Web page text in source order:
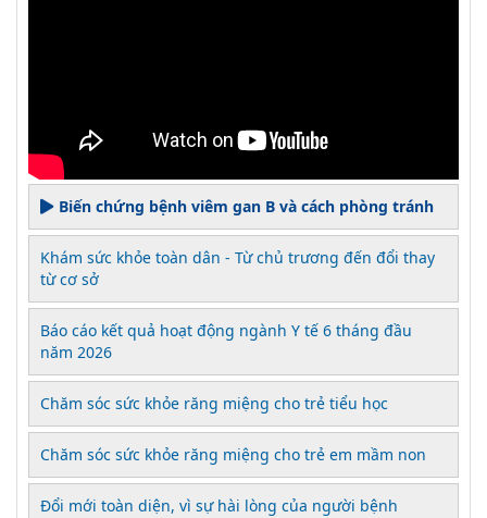
Biến chứng bệnh viêm gan B và cách phòng tránh
Khám sức khỏe toàn dân - Từ chủ trương đến đổi thay
từ cơ sở
Báo cáo kết quả hoạt động ngành Y tế 6 tháng đầu
năm 2026
Chăm sóc sức khỏe răng miệng cho trẻ tiểu học
Chăm sóc sức khỏe răng miệng cho trẻ em mầm non
Đổi mới toàn diện, vì sự hài lòng của người bệnh